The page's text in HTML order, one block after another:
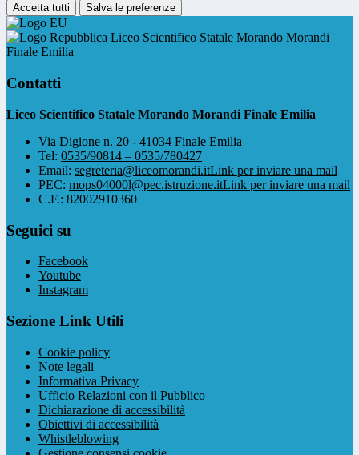
Accetta tutti Salva le preferenze
Liceo Scientifico Statale Morando Morandi
Finale Emilia
Contatti
Liceo Scientifico Statale Morando Morandi Finale Emilia
Via Digione n. 20 - 41034 Finale Emilia
Tel: 0535/90814 – 0535/780427
Email: segreteria@liceomorandi.itLink per inviare una mail
PEC: mops04000l@pec.istruzione.itLink per inviare una mail
C.F.: 82002910360
Seguici su
Facebook
Youtube
Instagram
Sezione Link Utili
Cookie policy
Note legali
Informativa Privacy
Ufficio Relazioni con il Pubblico
Dichiarazione di accessibilità
Obiettivi di accessibilità
Whistleblowing